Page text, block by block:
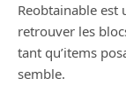
Reobtainable
retrouver les
tant qu’items
semble.